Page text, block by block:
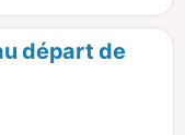
départ de